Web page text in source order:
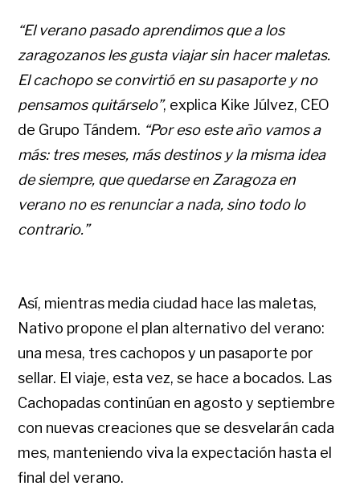
“El verano pasado aprendimos que a los
zaragozanos les gusta viajar sin hacer maletas.
El cachopo se convirtió en su pasaporte y no
pensamos quitárselo”, explica Kike Júlvez, CEO
de Grupo Tándem. “Por eso este año vamos a
más: tres meses, más destinos y la misma idea
de siempre, que quedarse en Zaragoza en
verano no es renunciar a nada, sino todo lo
contrario.”
Así, mientras media ciudad hace las maletas,
Nativo propone el plan alternativo del verano:
una mesa, tres cachopos y un pasaporte por
sellar. El viaje, esta vez, se hace a bocados. Las
Cachopadas continúan en agosto y septiembre
con nuevas creaciones que se desvelarán cada
mes, manteniendo viva la expectación hasta el
final del verano.